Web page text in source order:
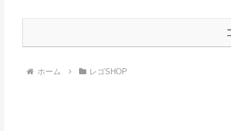
ホーム レゴSHOP